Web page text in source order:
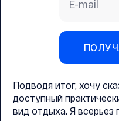
E-mail
Подводя итог, хочу
доступный
вид отдыха. Я